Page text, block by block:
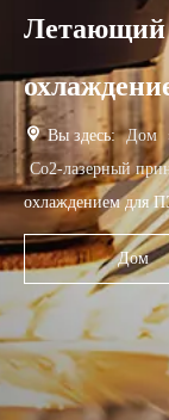
Летающий
Вы здесь: Дом
Co2-лазерный
охлаждением для
Дом